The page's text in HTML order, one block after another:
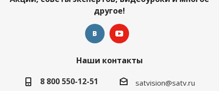
другое!
Наши контакты
8 800 550-12-51
satvision@satv.ru